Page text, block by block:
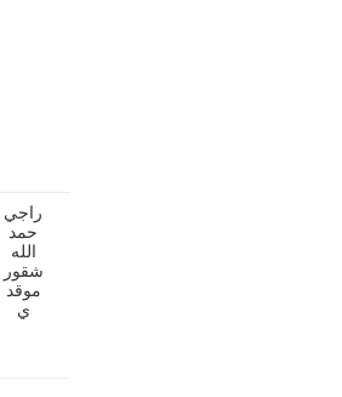
راجي
حمد
الله
شقور
موقد
ي